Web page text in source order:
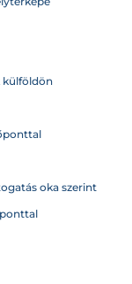
külföldön
oka szerint